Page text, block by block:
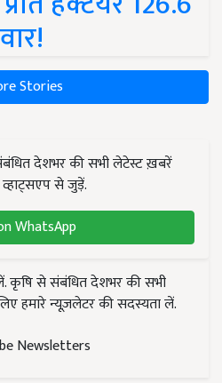
Stories
देशभर की सभी लेटेस्ट ख़बरें
से जुड़ें.
WhatsApp
कृषि से संबंधित देशभर की सभी
हमारे न्यूज़लेटर की सदस्यता लें.
Newsletters